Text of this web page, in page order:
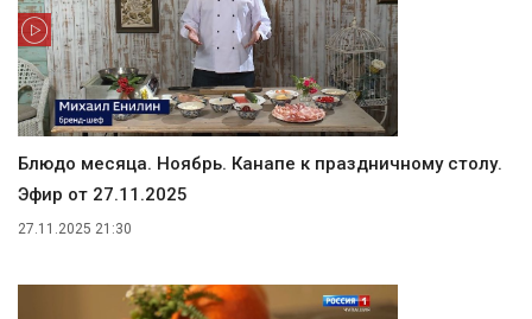
Блюдо месяца. Ноябрь. Канапе к праздничному столу.
Эфир от 27.11.2025
27.11.2025 21:30